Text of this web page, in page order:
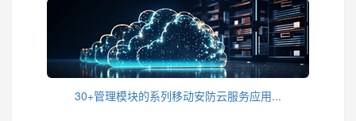
30+管理模块的系列移动安防云服务应用...